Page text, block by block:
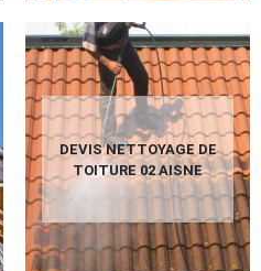
DEVIS NETTOYAGE DE
TOITURE 02 AISNE